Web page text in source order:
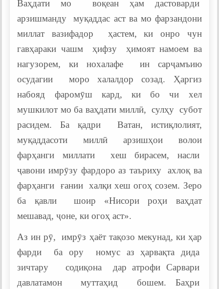
Ваҳдати мо воқеан ҳам дастоварди
арзишманду муқаддас аст ва мо фарзандони
миллат вазифадор ҳастем, ки онро чун
гавҳараки чашм ҳифзу ҳимоят намоем ва
нагузорем, ки нохалафе ин сарҷамъию
осудагии моро халалдор созад. Ҳаргиз
набояд фаромӯш кард, ки бо чи хел
мушкилот мо ба ваҳдати миллӣ, сулҳу субот
расидем. Ба қадри Ватан, истиқлолият,
муқаддасоти миллӣ арзишҳои волои
фарҳанги миллати хеш бирасем, насли
ҷавони имрӯзу фардоро аз таъриху ахлоқ ва
фарҳанги ғании халқи хеш огоҳ созем. Зеро
ба қавли шоир «Нисори роҳи ваҳдат
мешавад, ҷоне, ки огоҳ аст».
Аз ин рӯ, имрӯз ҳаёт тақозо мекунад, ки ҳар
фарди ба ору номус аз ҳарвақта дида
зичтару содиқона дар атрофи Сарвари
давлатамон муттаҳид бошем. Баҳри